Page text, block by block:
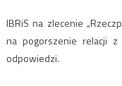
IBRiS na zlecenie
na pogorszenie relacji
odpowiedzi.